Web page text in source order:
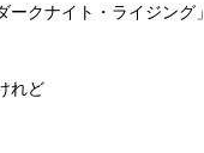
クナイト・ライジング」
れど